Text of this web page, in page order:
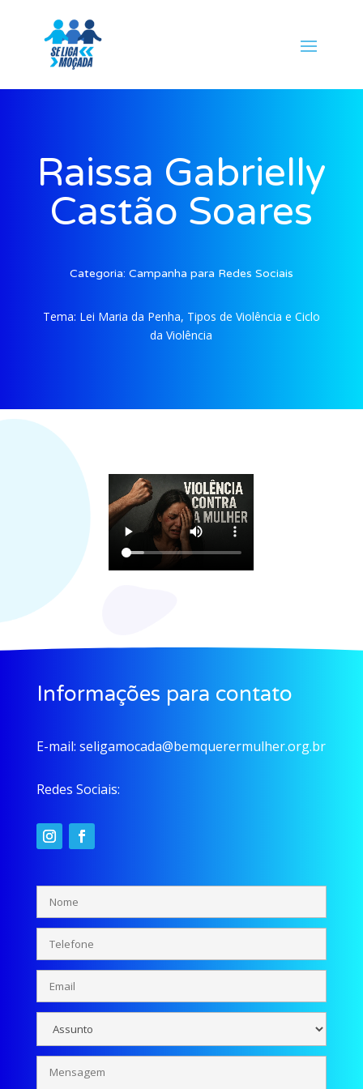
Raissa Gabrielly
Castão Soares
Categoria: Campanha para Redes Sociais
Tema: Lei Maria da Penha, Tipos de Violência e Ciclo
da Violência
Informações para contato
E-mail: seligamocada@bemquerermulher.org.br
Redes Sociais: